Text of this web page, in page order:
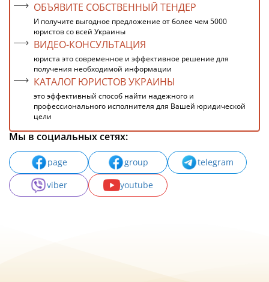
ОБЪЯВИТЕ СОБСТВЕННЫЙ ТЕНДЕР
И получите выгодное предложение от более чем 5000
юристов со всей Украины
ВИДЕО-КОНСУЛЬТАЦИЯ
юриста это современное и эффективное решение для
получения необходимой информации
КАТАЛОГ ЮРИСТОВ УКРАИНЫ
это эффективный способ найти надежного и
профессионального исполнителя для Вашей юридической
цели
Мы в социальных сетях:
page group
telegram
viber
youtube